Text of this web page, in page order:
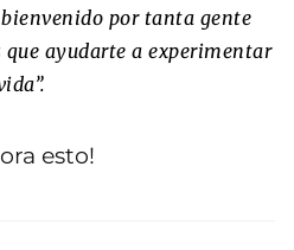
por tanta gente
ayudarte a experimentar
esto!